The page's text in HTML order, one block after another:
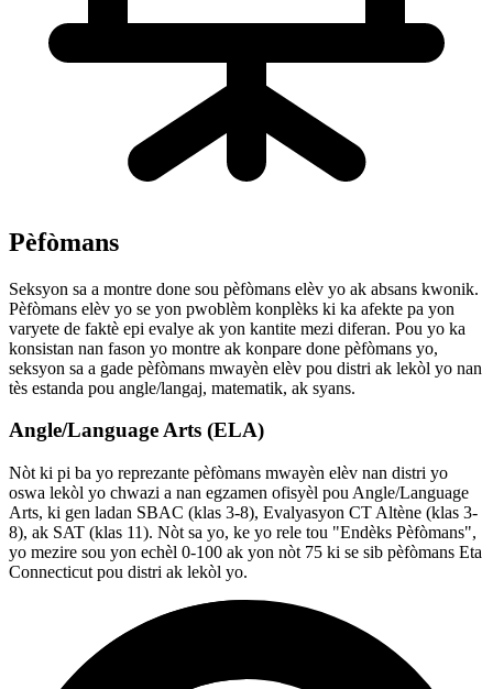
Pèfòmans
Seksyon sa a montre done sou pèfòmans elèv yo ak absans kwonik.
Pèfòmans elèv yo se yon pwoblèm konplèks ki ka afekte pa yon
varyete de faktè epi evalye ak yon kantite mezi diferan. Pou yo ka
konsistan nan fason yo montre ak konpare done pèfòmans yo,
seksyon sa a gade pèfòmans mwayèn elèv pou distri ak lekòl yo nan
tès estanda pou angle/langaj, matematik, ak syans.
Angle/Language Arts (ELA)
Nòt ki pi ba yo reprezante pèfòmans mwayèn elèv nan distri yo
oswa lekòl yo chwazi a nan egzamen ofisyèl pou Angle/Language
Arts, ki gen ladan SBAC (klas 3-8), Evalyasyon CT Altène (klas 3-
8), ak SAT (klas 11). Nòt sa yo, ke yo rele tou "Endèks Pèfòmans",
yo mezire sou yon echèl 0-100 ak yon nòt 75 ki se sib pèfòmans Eta
Connecticut pou distri ak lekòl yo.